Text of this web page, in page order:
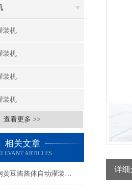
装机
装机
装机
装机
查看更多 >>
相关文章
ARTICLES
定量不锈钢黄豆酱酱体自动灌装机产品简介
详细